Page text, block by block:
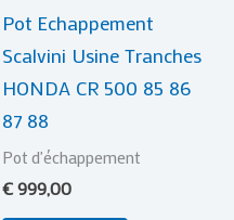
Pot Echappement
Scalvini Usine Tranches
HONDA CR 500 85 86
87 88
Pot d'échappement
€999,00